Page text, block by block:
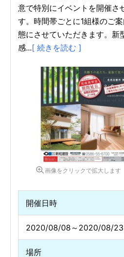
意で特別にイベントを開催さ
す。時間帯ごとに1組様のご
態にさせていただきます。新
感...[ 続きを読む ]
画像をクリックで拡大します
開催日時
2020/08/08～2020/08/23
場所